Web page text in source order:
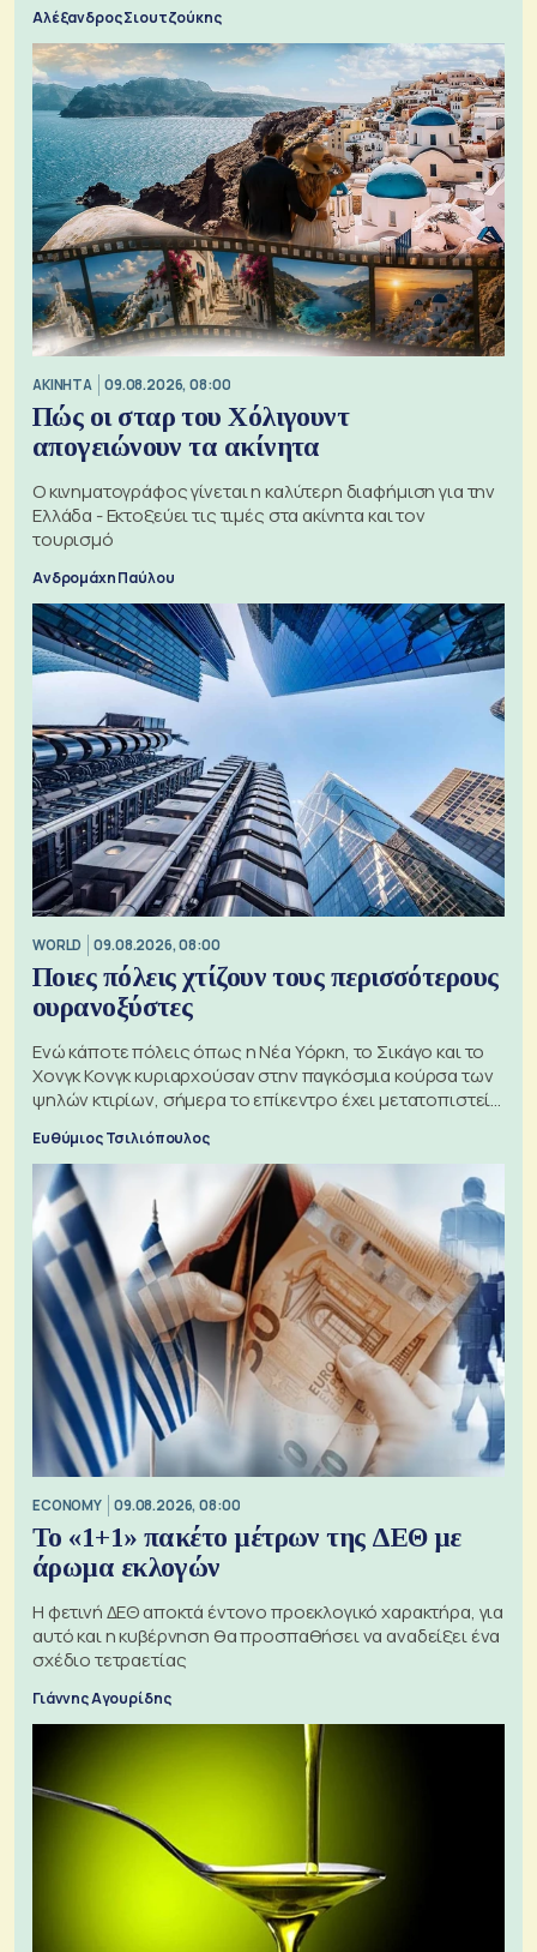
Αλέξανδρος Σιουτζούκης
ΑΚΙΝΗΤΑ 09.08.2026, 08:00
Πώς οι σταρ του Χόλιγουντ
απογειώνουν τα ακίνητα
Ο κινηματογράφος γίνεται η καλύτερη διαφήμιση για την
Ελλάδα - Εκτοξεύει τις τιμές στα ακίνητα και τον
τουρισμό
Ανδρομάχη Παύλου
WORLD 09.08.2026, 08:00
Ποιες πόλεις χτίζουν τους περισσότερους
ουρανοξύστες
Ενώ κάποτε πόλεις όπως η Νέα Υόρκη, το Σικάγο και το
Χονγκ Κονγκ κυριαρχούσαν στην παγκόσμια κούρσα των
ψηλών κτιρίων, σήμερα το επίκεντρο έχει μετατοπιστεί
Ευθύμιος Τσιλιόπουλος
ECONOMY 09.08.2026, 08:00
Το «1+1» πακέτο μέτρων της ΔΕΘ με
άρωμα εκλογών
Η φετινή ΔΕΘ αποκτά έντονο προεκλογικό χαρακτήρα, για
αυτό και η κυβέρνηση θα προσπαθήσει να αναδείξει ένα
σχέδιο τετραετίας
Γιάννης Αγουρίδης